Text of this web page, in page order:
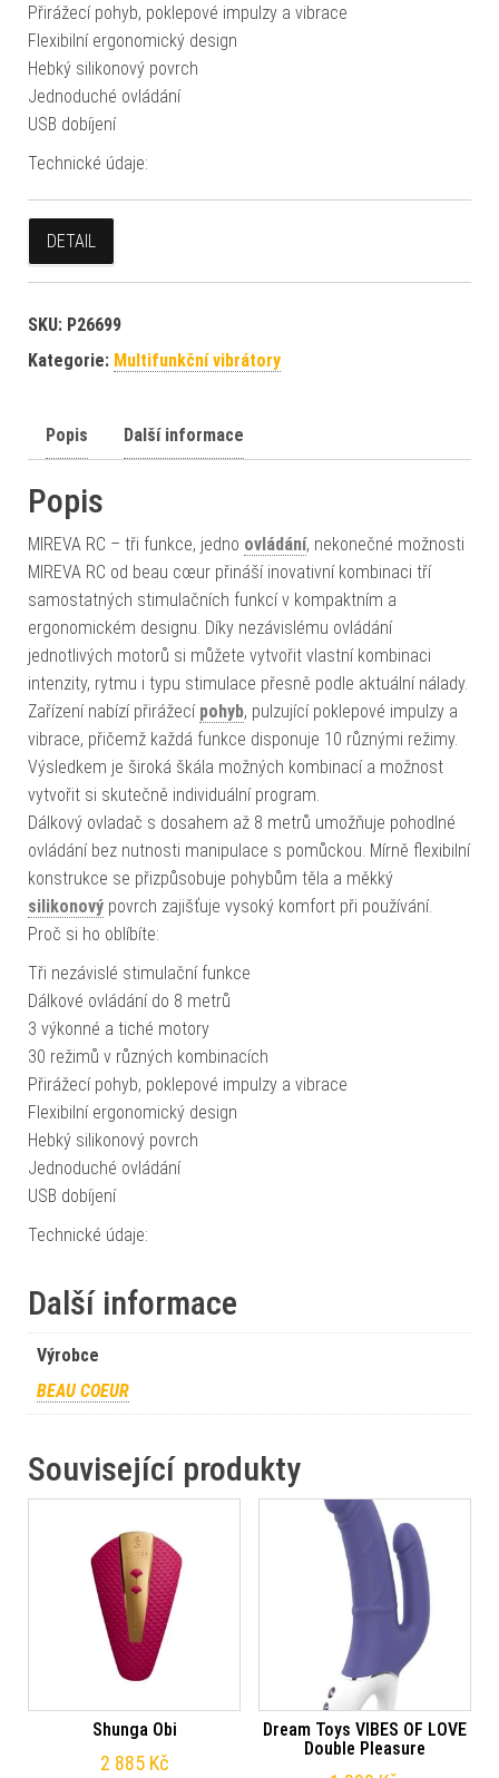
Přirážecí pohyb, poklepové impulzy a vibrace
Flexibilní ergonomický design
Hebký silikonový povrch
Jednoduché ovládání
USB dobíjení
Technické údaje:
DETAIL
SKU: P26699
Kategorie: Multifunkční vibrátory
Popis Další informace
Popis
MIREVA RC – tři funkce, jedno ovládání, nekonečné možnosti
MIREVA RC od beau cœur přináší inovativní kombinaci tří
samostatných stimulačních funkcí v kompaktním a
ergonomickém designu. Díky nezávislému ovládání
jednotlivých motorů si můžete vytvořit vlastní kombinaci
intenzity, rytmu i typu stimulace přesně podle aktuální nálady.
Zařízení nabízí přirážecí pohyb, pulzující poklepové impulzy a
vibrace, přičemž každá funkce disponuje 10 různými režimy.
Výsledkem je široká škála možných kombinací a možnost
vytvořit si skutečně individuální program.
Dálkový ovladač s dosahem až 8 metrů umožňuje pohodlné
ovládání bez nutnosti manipulace s pomůckou. Mírně flexibilní
konstrukce se přizpůsobuje pohybům těla a měkký
silikonový povrch zajišťuje vysoký komfort při používání.
Proč si ho oblíbíte:
Tři nezávislé stimulační funkce
Dálkové ovládání do 8 metrů
3 výkonné a tiché motory
30 režimů v různých kombinacích
Přirážecí pohyb, poklepové impulzy a vibrace
Flexibilní ergonomický design
Hebký silikonový povrch
Jednoduché ovládání
USB dobíjení
Technické údaje:
Další informace
Výrobce
BEAU COEUR
Související produkty
Shunga Obi
2 885 Kč
Dream Toys VIBES OF LOVE
Double Pleasure